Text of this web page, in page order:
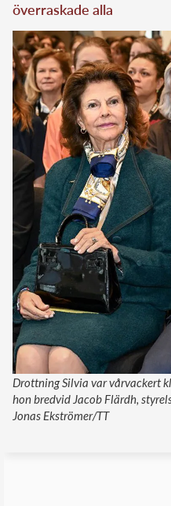
överraskade alla
Drottning Silvia var vårvackert
hon bredvid Jacob Flärdh,
Jonas Ekströmer/TT